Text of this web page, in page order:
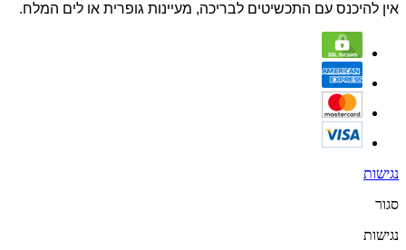
אין להיכנס עם התכשיטים לבריכה, מעיינות גופרית או לים המלח.
נגישות
סגור
נגישות